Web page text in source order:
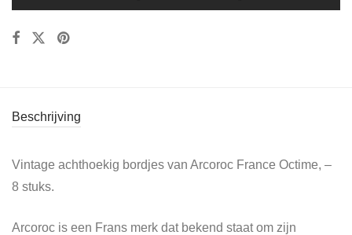
Beschrijving
Vintage achthoekig bordjes van Arcoroc France Octime, –
8 stuks.
Arcoroc is een Frans merk dat bekend staat om zijn